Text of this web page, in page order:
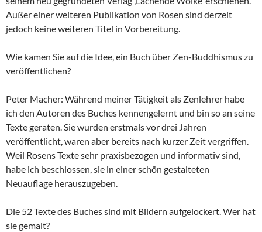
Außer einer weiteren Publikation von Rosen sind derzeit
jedoch keine weiteren Titel in Vorbereitung.
Wie kamen Sie auf die Idee, ein Buch über Zen-Buddhismus zu
veröffentlichen?
Peter Macher: Während meiner Tätigkeit als Zenlehrer habe
ich den Autoren des Buches kennengelernt und bin so an seine
Texte geraten. Sie wurden erstmals vor drei Jahren
veröffentlicht, waren aber bereits nach kurzer Zeit vergriffen.
Weil Rosens Texte sehr praxisbezogen und informativ sind,
habe ich beschlossen, sie in einer schön gestalteten
Neuauflage herauszugeben.
Die 52 Texte des Buches sind mit Bildern aufgelockert. Wer hat
sie gemalt?